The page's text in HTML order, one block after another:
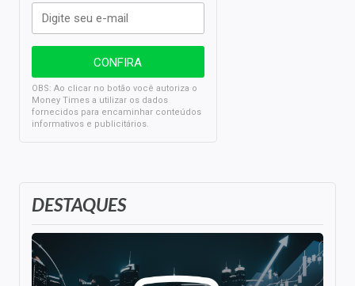
DESTAQUES
OBS: Ao clicar no botão você autoriza o
Money Times a utilizar os dados
fornecidos para encaminhar conteúdos
informativos e publicitários.